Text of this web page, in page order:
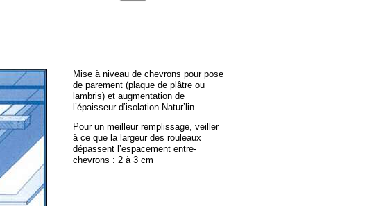
Mise à niveau de chevrons pour pose
de parement (plaque de plâtre ou
lambris) et augmentation de
l’épaisseur d’isolation Natur’lin
Pour un meilleur remplissage, veiller
à ce que la largeur des rouleaux
dépassent l’espacement entre-
chevrons : 2 à 3 cm